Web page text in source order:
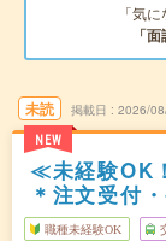
「気
「
未読
NEW
掲載日 2026/
≪未経験OK
＊注文受付
職種未経験OK